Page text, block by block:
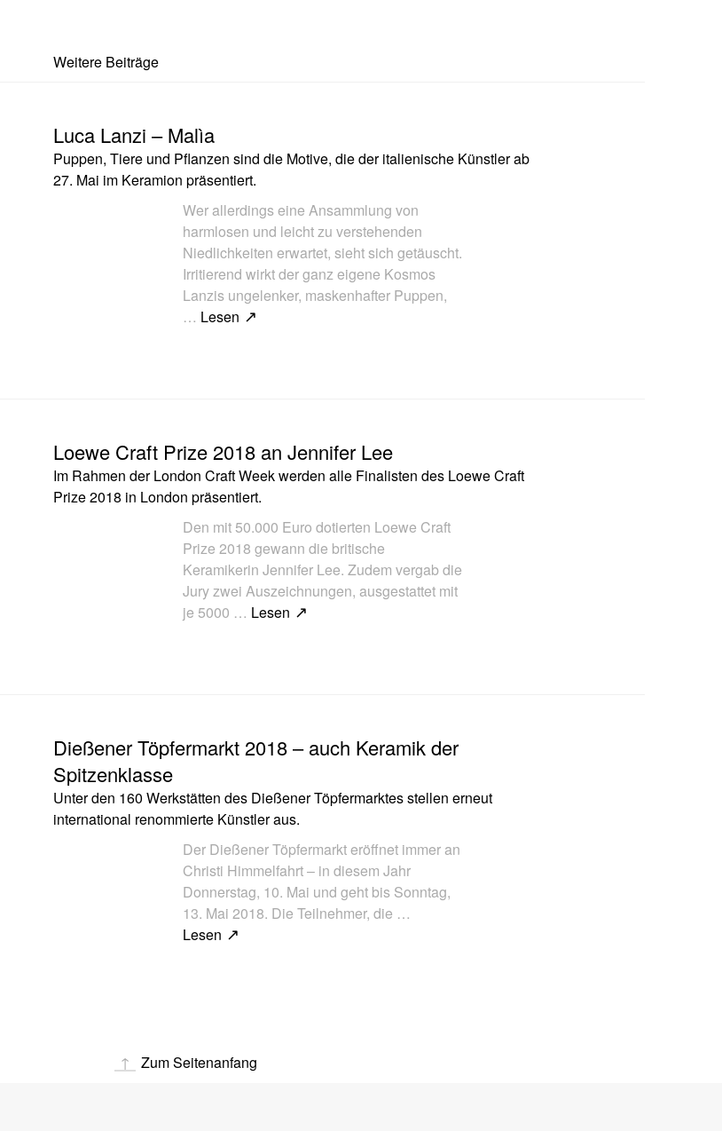
Weitere Beiträge
Luca Lanzi – Malìa
Puppen, Tiere und Pflanzen sind die Motive, die der italienische Künstler ab
27. Mai im Keramion präsentiert.
Wer allerdings eine Ansammlung von
harmlosen und leicht zu verstehenden
Niedlichkeiten erwartet, sieht sich getäuscht.
Irritierend wirkt der ganz eigene Kosmos
Lanzis ungelenker, maskenhafter Puppen,
… Lesen
Loewe Craft Prize 2018 an Jennifer Lee
Im Rahmen der London Craft Week werden alle Finalisten des Loewe Craft
Prize 2018 in London präsentiert.
Den mit 50.000 Euro dotierten Loewe Craft
Prize 2018 gewann die britische
Keramikerin Jennifer Lee. Zudem vergab die
Jury zwei Auszeichnungen, ausgestattet mit
je 5000 … Lesen
Dießener Töpfermarkt 2018 – auch Keramik der
Spitzenklasse
Unter den 160 Werkstätten des Dießener Töpfermarktes stellen erneut
international renommierte Künstler aus.
Der Dießener Töpfermarkt eröffnet immer an
Christi Himmelfahrt – in diesem Jahr
Donnerstag, 10. Mai und geht bis Sonntag,
13. Mai 2018. Die Teilnehmer, die …
Lesen
Zum Seitenanfang